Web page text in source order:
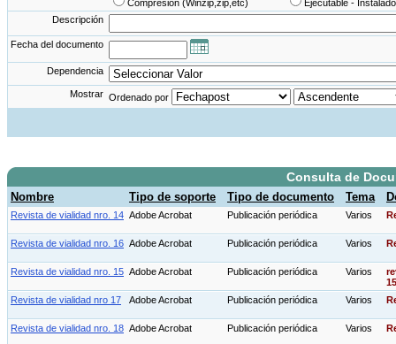
Compresion (Winzip,zip,etc)
Ejecutable -
Descripción
Fecha del documento
Dependencia
Mostrar Ordenado por
Consulta de
Nombre Tipo de soporte Tipo de documento Tema
Revista de vialidad nro. 14 Adobe Acrobat Publicación periódica Varios
Revista de vialidad nro. 16 Adobe Acrobat Publicación periódica Varios
Revista de vialidad nro. 15 Adobe Acrobat Publicación periódica Varios
Revista de vialidad nro 17
Adobe Acrobat Publicación periódica Varios
Revista de vialidad nro. 18 Adobe Acrobat Publicación periódica Varios